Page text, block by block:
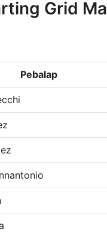
Grid
Pebalap